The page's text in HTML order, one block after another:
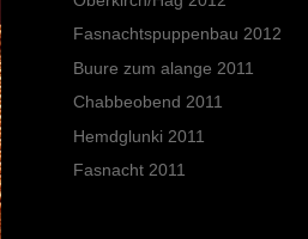
Fasnachtspuppenbau 2012
Buure zum alange 2011
Chabbeobend 2011
Hemdglunki 2011
Fasnacht 2011